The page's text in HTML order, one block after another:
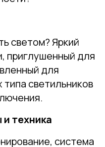
светом? Яркий
приглушенный для
для
светильников
техника
система